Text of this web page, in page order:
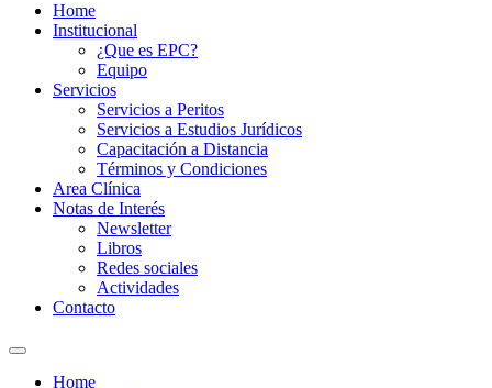
Home
Institucional
¿Que es EPC?
Equipo
Servicios
Servicios a Peritos
Servicios a Estudios Jurídicos
Capacitación a Distancia
Términos y Condiciones
Area Clínica
Notas de Interés
Newsletter
Libros
Redes sociales
Actividades
Contacto
Home